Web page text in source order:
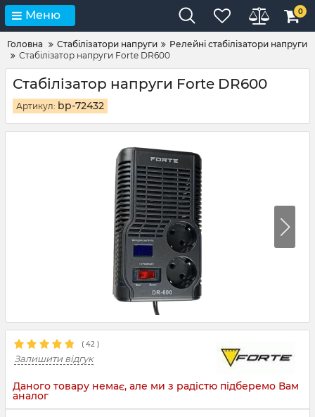
Меню 0
Головна Стабілізатори напруги
Релейні стабілізатори напруги
Стабілізатор напруги Forte DR600
Стабілізатор напруги Forte DR600
Артикул: bp-72432
( 42 )
Залишити відгук
Даного товару немає, але ми з радістю підберемо Вам
аналог